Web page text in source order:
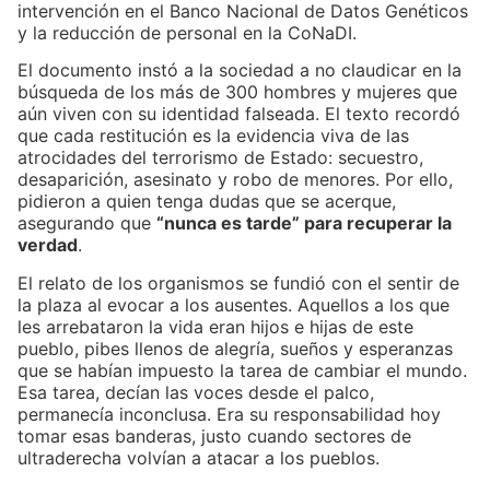
intervención en el Banco Nacional de Datos Genéticos
y la reducción de personal en la CoNaDI.
El documento instó a la sociedad a no claudicar en la
búsqueda de los más de 300 hombres y mujeres que
aún viven con su identidad falseada. El texto recordó
que cada restitución es la evidencia viva de las
atrocidades del terrorismo de Estado: secuestro,
desaparición, asesinato y robo de menores. Por ello,
pidieron a quien tenga dudas que se acerque,
asegurando que “nunca es tarde” para recuperar la
verdad.
El relato de los organismos se fundió con el sentir de
la plaza al evocar a los ausentes. Aquellos a los que
les arrebataron la vida eran hijos e hijas de este
pueblo, pibes llenos de alegría, sueños y esperanzas
que se habían impuesto la tarea de cambiar el mundo.
Esa tarea, decían las voces desde el palco,
permanecía inconclusa. Era su responsabilidad hoy
tomar esas banderas, justo cuando sectores de
ultraderecha volvían a atacar a los pueblos.